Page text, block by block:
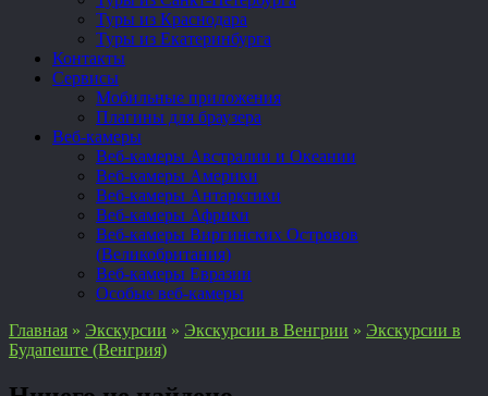
Туры из Краснодара
Туры из Екатеринбурга
Контакты
Сервисы
Мобильные приложения
Плагины для браузера
Веб-камеры
Веб-камеры Австралии и Океании
Веб-камеры Америки
Веб-камеры Антарктики
Веб-камеры Африки
Веб-камеры Виргинских Островов
(Великобритания)
Веб-камеры Евразии
Особые веб-камеры
Главная » Экскурсии » Экскурсии в Венгрии » Экскурсии в
Будапеште (Венгрия)